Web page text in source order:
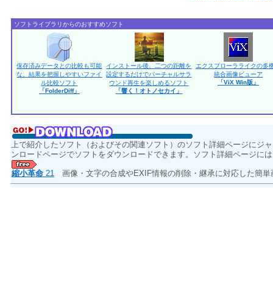
ソフトライブラリからのおすすめソフト
保存済みデータとの比較も可能
な、結果を把握しやすいファイ
ル比較ソフト
「FolderDiff」
インストール後、二つの距離を
設定するだけでバーチャルサラ
ウンド再生を楽しめるソフト
「響く！オトノセカイ」
エクスプローラライクの多
統合画像ビューア
「ViX Win版」
上で紹介したソフト（およびその関連ソフト）のソフト詳細ページにジ
ンロードページでソフトをダウンロードできます。ソフト詳細ページに
縮小革命 21 画像・文字の合成やEXIF情報の削除・継承に対応した簡